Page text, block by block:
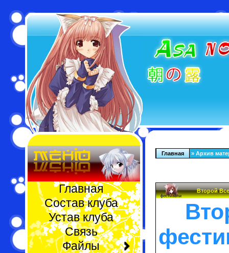
Главная
Состав клуба
Устав клуба
Связь
Файлы
Главная » Архив
Второй